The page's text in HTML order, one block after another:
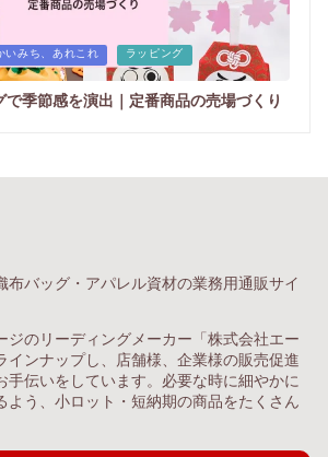
いみち、あれこれ ラッピング
で季節感を演出｜定番商品の売場づくり
布バッグ・アパレル資材の業務用通販サイ
ジのリーディングメーカー「株式会社エー
インナップし、店舗様、企業様の販売促進
手伝いをしています。必要な時に細やかに
よう、小ロット・短納期の商品をたくさん